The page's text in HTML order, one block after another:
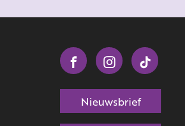
Nieuwsbrief